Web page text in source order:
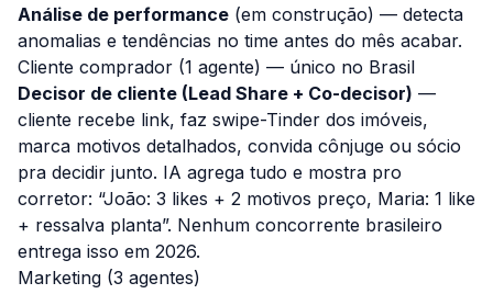
Análise de performance (em construção) — detecta
anomalias e tendências no time antes do mês acabar.
Cliente comprador (1 agente) — único no Brasil
Decisor de cliente (Lead Share + Co-decisor) —
cliente recebe link, faz swipe-Tinder dos imóveis,
marca motivos detalhados, convida cônjuge ou sócio
pra decidir junto. IA agrega tudo e mostra pro
corretor: “João: 3 likes + 2 motivos preço, Maria: 1 like
+ ressalva planta”. Nenhum concorrente brasileiro
entrega isso em 2026.
Marketing (3 agentes)